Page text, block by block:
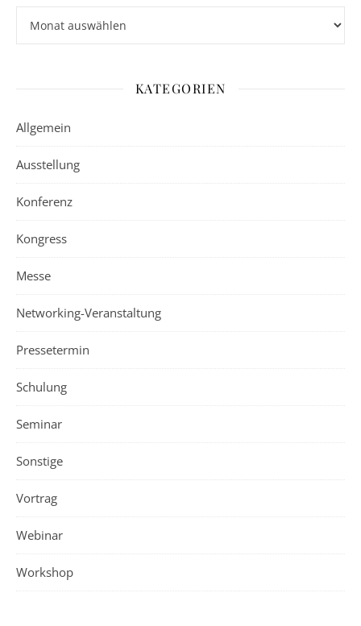
KATEGORIEN
Allgemein
Ausstellung
Konferenz
Kongress
Messe
Networking-Veranstaltung
Pressetermin
Schulung
Seminar
Sonstige
Vortrag
Webinar
Workshop